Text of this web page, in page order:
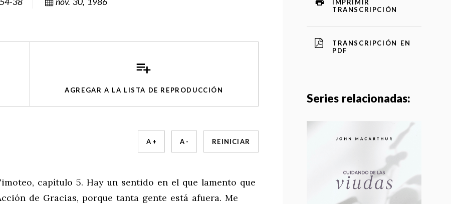
AGREGAR A LA LISTA DE REPRODUCCIÓN
A + A - REINICIAR
capítulo 5. Hay un sentido en el que lamento que
de Gracias, porque tanta gente está afuera. Me
IMPRIMIR
TRANSCRIPCIÓN
TRANSCRIPCIÓN EN
PDF
Series relacionadas: